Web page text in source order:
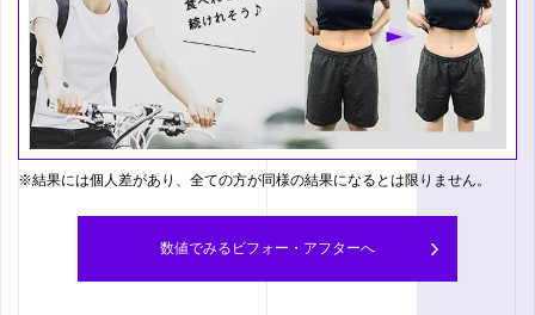
※結果には個人差があり、全ての方が同様の結果になるとは限りません。
数値でみるビフォー・アフターへ